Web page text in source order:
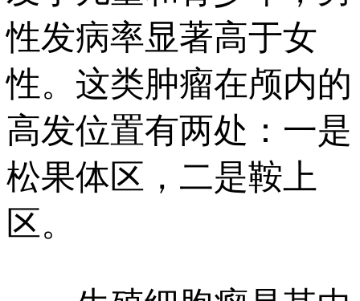
性发病率显著高于女
性。这类肿瘤在颅内的
高发位置有两处：一是
松果体区，二是鞍上
区。